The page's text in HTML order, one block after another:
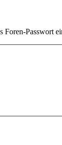
Foren-Passwort